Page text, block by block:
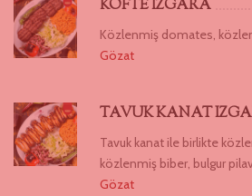
KÖFTE IZGARA
Közlenmiş domates,
Gözat
TAVUK KANAT
Tavuk kanat ile birlikte
közlenmiş biber, bulgur
Gözat